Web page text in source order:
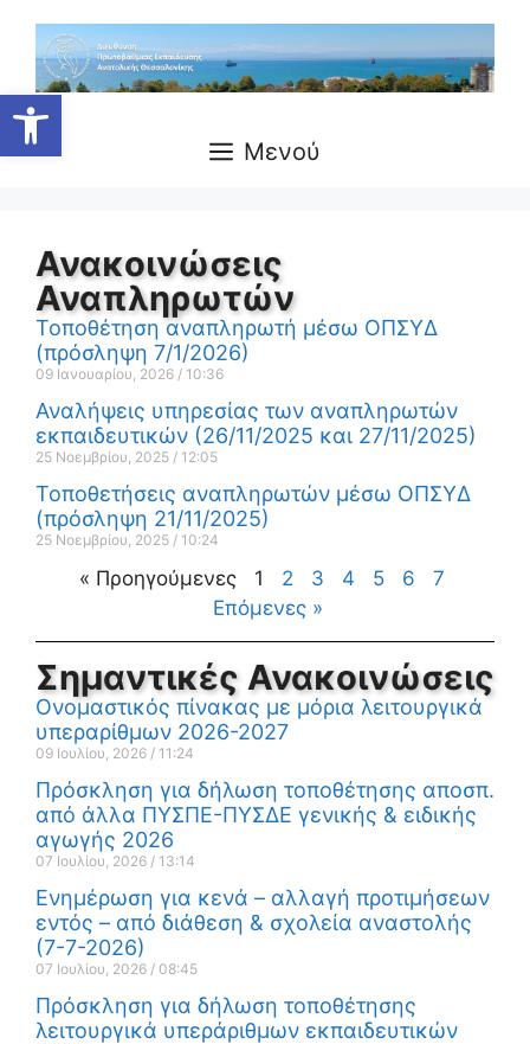
Ανοίξτε τη γραμμή εργαλείων
Μενού
Ανακοινώσεις
Αναπληρωτών
Τοποθέτηση αναπληρωτή μέσω ΟΠΣΥΔ
(πρόσληψη 7/1/2026)
09 Ιανουαρίου, 2026 10:36
Αναλήψεις υπηρεσίας των αναπληρωτών
εκπαιδευτικών (26/11/2025 και 27/11/2025)
25 Νοεμβρίου, 2025 12:05
Τοποθετήσεις αναπληρωτών μέσω ΟΠΣΥΔ
(πρόσληψη 21/11/2025)
25 Νοεμβρίου, 2025 10:24
« Προηγούμενες 1 2 3 4 5 6
7
Επόμενες »
Σημαντικές Ανακοινώσεις
Ονομαστικός πίνακας με μόρια λειτουργικά
υπεραρίθμων 2026-2027
09 Ιουλίου, 2026 11:24
Πρόσκληση για δήλωση τοποθέτησης αποσπ.
από άλλα ΠΥΣΠΕ-ΠΥΣΔΕ γενικής & ειδικής
αγωγής 2026
07 Ιουλίου, 2026 13:14
Ενημέρωση για κενά – αλλαγή προτιμήσεων
εντός – από διάθεση & σχολεία αναστολής
(7-7-2026)
07 Ιουλίου, 2026 08:45
Πρόσκληση για δήλωση τοποθέτησης
λειτουργικά υπεράριθμων εκπαιδευτικών